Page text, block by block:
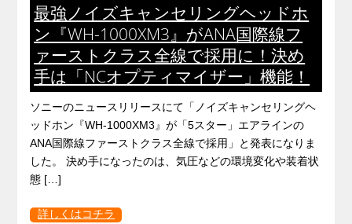
最強ノイズキャンセリングヘッドホ
ン『WH-1000XM3』がANA国際線フ
ァーストクラス全線で採用に！決め
手は「NCオプティマイザー」機能！
ソニーのニュースリリースにて「ノイズキャンセリングヘ
ッドホン『WH-1000XM3』が「5スター」エアラインの
ANA国際線ファーストクラス全線で採用」と発表になりま
した。 決め手になったのは、気圧などの環境変化や装着状
態 […]
詳しくはコチラ